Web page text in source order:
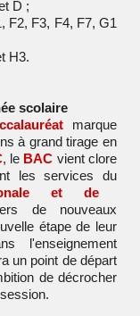
D ;
F2, F3, F4, F7, G1
H3.
scolaire
marque
à grand tirage en
, le BAC vient clore
les services du
et de
de nouveaux
étape de leur
l'enseignement
un point de départ
de décrocher